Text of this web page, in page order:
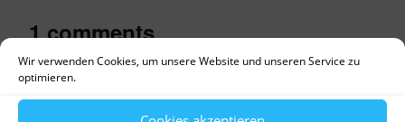
Wir verwenden Cookies, um unsere Website und unseren Service zu
optimieren.
1 comments
23. Oktober 2020 um 15:47
Gabriele Donder-Langer says: